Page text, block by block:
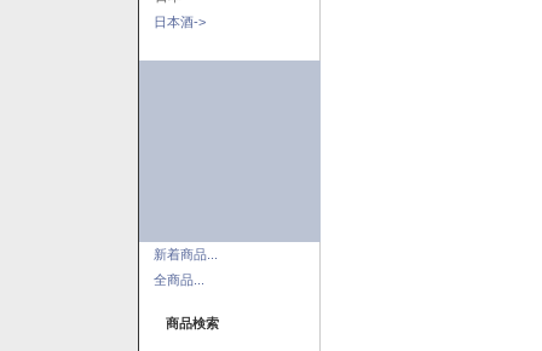
日本酒->
新着商品...
全商品...
商品検索